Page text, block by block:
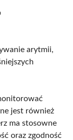
arytmii,
jest również
ma stosowne
oraz zgodność